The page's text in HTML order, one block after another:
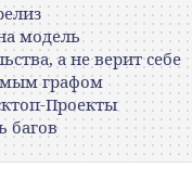
модель
а не верит себе
графом
Проекты
багов